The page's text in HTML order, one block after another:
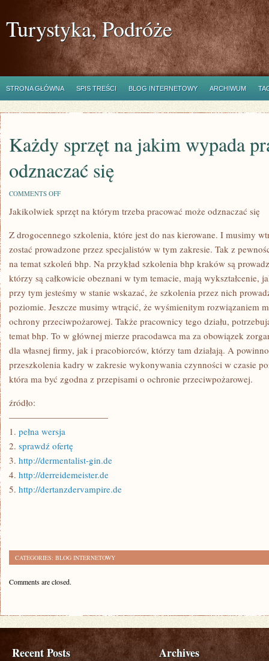
Turystyka, Podróże
STRONA GŁÓWNA SPIS TREŚCI BLOG INTERNETOWY ARCHIWUM
Każdy sprzęt na jakim wypada
odznaczać się
COMMENTS OFFON
SPRZĘT
WYPADA
PRACOWAĆ
ODZNACZAĆ
Jakikolwiek sprzęt na którym trzeba pracować może odznaczać się
Z drogocennego szkolenia, które jest do nas kierowane. I musimy
zostać prowadzone przez specjalistów w tym zakresie. Tak z
na temat szkoleń bhp. Na przykład szkolenia bhp kraków są
którzy są całkowicie obeznani w tym temacie, mają wykształcenie,
przy tym jesteśmy w stanie wskazać, że szkolenia przez nich
poziomie. Jeszcze musimy wtrącić, że wyśmienitym rozwiązaniem
ochrony przeciwpożarowej. Także pracownicy tego działu,
temat bhp. To w głównej mierze pracodawca ma za obowiązek
dla własnej firmy, jak i pracobiorców, którzy tam działają. A
przeszkolenia kadry w zakresie wykonywania czynności w czasie
która ma być zgodna z przepisami o ochronie przeciwpożarowej.
źródło:
———————————
1. pełna wersja
2. sprawdź ofertę
3. http://dermentalist-gin.de
4. http://derreidemeister.de
5. http://dertanzdervampire.de
CATEGORIES: BLOG INTERNETOWY
Comments are closed.
Recent Posts Archives